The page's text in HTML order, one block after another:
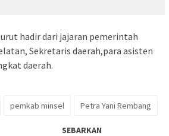
hadir dari jajaran pemerintah
Sekretaris daerah,para asisten
daerah.
pemkab minsel Petra Yani Rembang
SEBARKAN